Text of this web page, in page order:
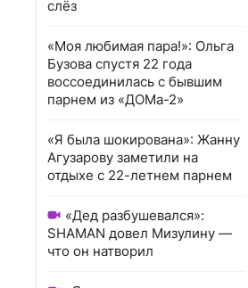
слёз
«Моя любимая пара!»: Ольга
Бузова спустя 22 года
воссоединилась с бывшим
парнем из «ДОМа-2»
«Я была шокирована»: Жанну
Агузарову заметили на
отдыхе с 22-летнем парнем
«Дед разбушевался»:
SHAMAN довел Мизулину —
что он натворил